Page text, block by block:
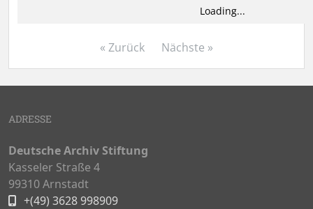
Loading...
« Zurück Nächste »
ADRESSE
Deutsche Archiv Stiftung
Kasseler Straße 4
99310 Arnstadt
+(49) 3628 998909